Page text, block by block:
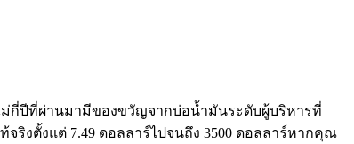
กี่ปีที่ผ่านมามีของขวัญจากบ่อน้ำมันระดับผู้บริหารที่
งตั้งแต่ 7.49 ดอลลาร์ไปจนถึง 3500 ดอลลาร์หากคุณ